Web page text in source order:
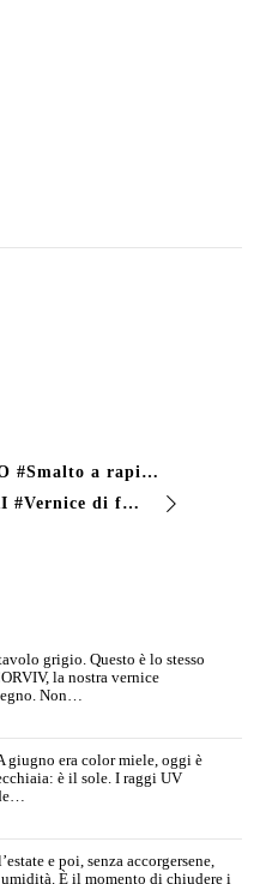
SUPERLUX OPACO #Smalto a rapida essiccazione #opaco dotata di buona resistenza alla goccia, buona ritenzione del colore nel tempo. E’ adatto alla verniciatu…
VERNICE TURAPORI #Vernice di fondo per il #legno. È in grado di uniformare l’assorbimento del supporto da sovraverniciare con finiture sintetiche o nitro-sint…
grigio. Questo è lo stesso
la nostra vernice
Non…
giugno era color miele, oggi è
è il sole. I raggi UV
e poi, senza accorgersene,
È il momento di chiudere i